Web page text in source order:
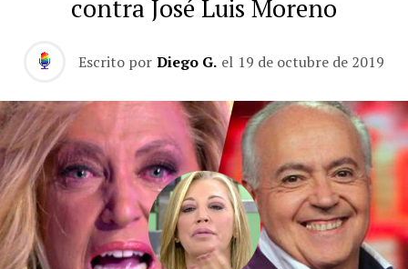
contra José Luis Moreno
Escrito por Diego G. el 19 de octubre de 2019